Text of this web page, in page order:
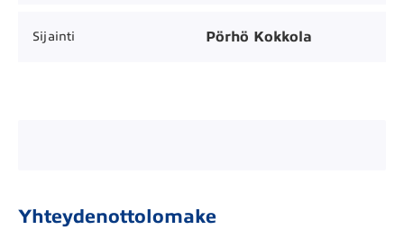
Sijainti Pörhö Kokkola
Yhteydenottolomake